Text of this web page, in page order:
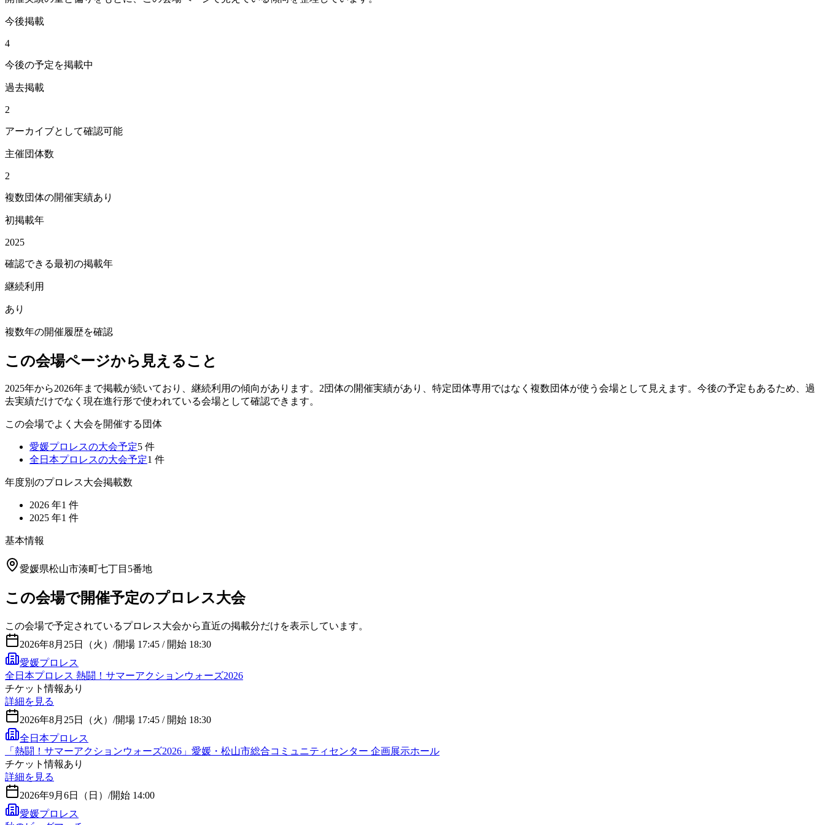
今後掲載
4
今後の予定を掲載中
過去掲載
2
アーカイブとして確認可能
主催団体数
2
複数団体の開催実績あり
初掲載年
2025
確認できる最初の掲載年
継続利用
あり
複数年の開催履歴を確認
この会場ページから見えること
2025年から2026年まで掲載が続いており、継続利用の傾向があります。2団体の開催実績があり、特定団体専用ではなく複数団体が使う会場として見えます。今後の予定もあるため、過
去実績だけでなく現在進行形で使われている会場として確認できます。
この会場でよく大会を開催する団体
愛媛プロレスの大会予定5 件
全日本プロレスの大会予定1 件
年度別のプロレス大会掲載数
2026 年1 件
2025 年1 件
基本情報
愛媛県松山市湊町七丁目5番地
この会場で開催予定のプロレス大会
この会場で予定されているプロレス大会から直近の掲載分だけを表示しています。
2026年8月25日（火） /開場 17:45 / 開始 18:30
愛媛プロレス
全日本プロレス 熱闘！サマーアクションウォーズ2026
チケット情報あり
詳細を見る
2026年8月25日（火） /開場 17:45 / 開始 18:30
全日本プロレス
「熱闘！サマーアクションウォーズ2026」愛媛・松山市総合コミュニティセンター 企画展示ホール
チケット情報あり
詳細を見る
2026年9月6日（日） /開始 14:00
愛媛プロレス